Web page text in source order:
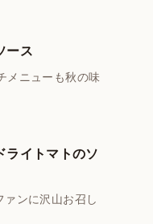
ース
メニューも秋の味
ライトマトのソ
ンに沢山お召し